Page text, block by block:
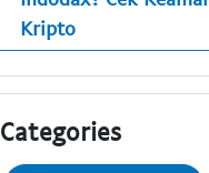
Kripto
Categories